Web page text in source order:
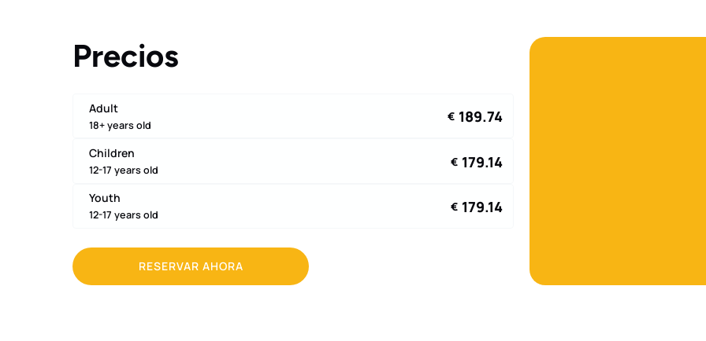
Precios
Adult
18+ years old
€ 189.74
Children
12-17 years old
€ 179.14
Youth
12-17 years old
€ 179.14
RESERVAR AHORA